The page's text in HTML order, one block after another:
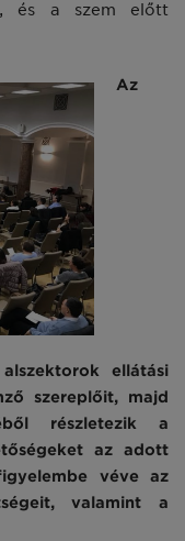
és a szem előtt
Az
ellátási
szereplőit, majd
részletezik a
az adott
véve az
valamint a